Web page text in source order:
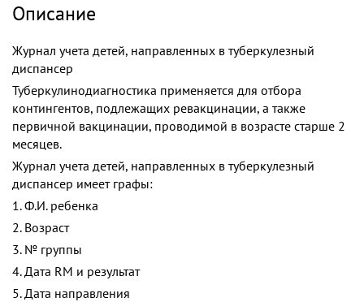
Описание
Журнал учета детей, направленных в туберкулезный
диспансер
Туберкулинодиагностика применяется для отбора
контингентов, подлежащих ревакцинации, а также
первичной вакцинации, проводимой в возрасте старше 2
месяцев.
Журнал учета детей, направленных в туберкулезный
диспансер имеет графы:
1. Ф.И. ребенка
2. Возраст
3. № группы
4. Дата RM и результат
5. Дата направления